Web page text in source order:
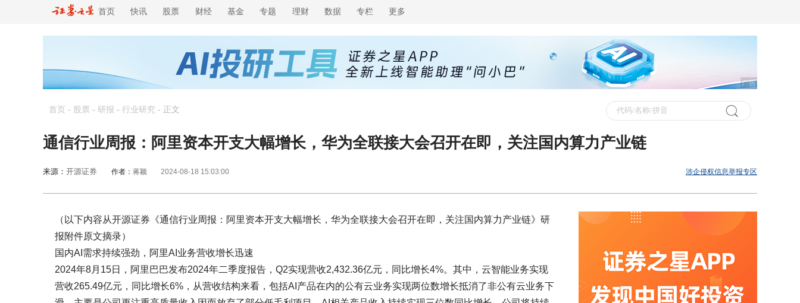
首页 快讯 股票 财经 基金 专题 理财 数据 专栏 更多
广告
首页 - 股票 - 研报 - 行业研究 - 正文
通信行业周报：阿里资本开支大幅增长，华为全联接大会召开在即，关注国内算力产业链
来源： 开源证券 作者： 蒋颖 2024-08-18 15:03:00 涉企侵权信息举报专区
（以下内容从开源证券《通信行业周报：阿里资本开支大幅增长，华为全联接大会召开在即，关注国内算力产业链》研
报附件原文摘录）
国内AI需求持续强劲，阿里AI业务营收增长迅速
2024年8月15日，阿里巴巴发布2024年二季度报告，Q2实现营收2,432.36亿元，同比增长4%。其中，云智能业务实现
营收265.49亿元，同比增长6%，从营收结构来看，包括AI产品在内的公有云业务实现两位数增长抵消了非公有云业务下